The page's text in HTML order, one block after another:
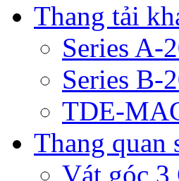
Thang tải
Series A-
Series B-
TDE-
Thang quan
Vát góc 3